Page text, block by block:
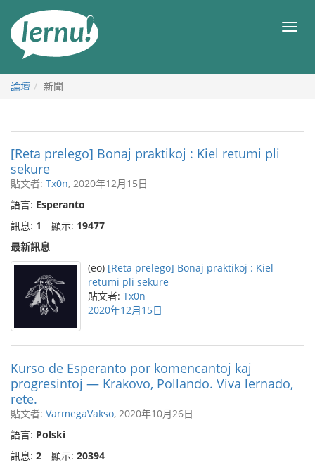
目
論壇 新聞
[Reta prelego] Bonaj praktikoj : Kiel retumi pli
sekure
貼文者: Tx0n, 2020年12月15日
語言: Esperanto
訊息: 1 顯示: 19477
最新訊息
(eo) [Reta prelego] Bonaj praktikoj : Kiel
retumi pli sekure
貼文者: Tx0n
2020年12月15日
Kurso de Esperanto por komencantoj kaj
progresintoj — Krakovo, Pollando. Viva lernado,
rete.
貼文者: VarmegaVakso, 2020年10月26日
語言: Polski
訊息: 2 顯示: 20394